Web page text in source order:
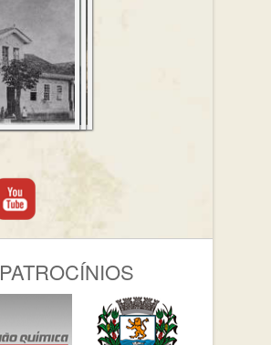
PATROCÍNIOS